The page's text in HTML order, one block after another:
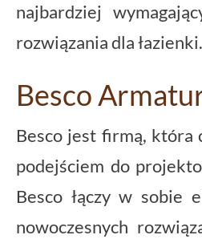
najbardziej
rozwiązania dla łazienki.
Besco
Besco jest firmą, która
podejściem do
Besco łączy w sobie
nowoczesnych